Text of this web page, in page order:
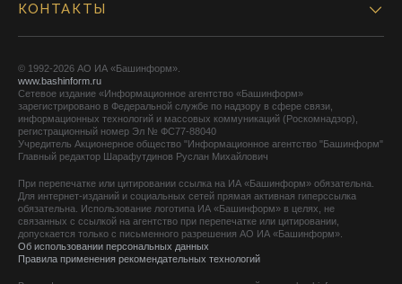
КОНТАКТЫ
© 1992-2026 АО ИА «Башинформ».
www.bashinform.ru
Сетевое издание «Информационное агентство «Башинформ»
зарегистрировано в Федеральной службе по надзору в сфере связи,
информационных технологий и массовых коммуникаций (Роскомнадзор),
регистрационный номер Эл № ФС77-88040
Учредитель Акционерное общество "Информационное агентство "Башинформ"
Главный редактор Шарафутдинов Руслан Михайлович
При перепечатке или цитировании ссылка на ИА «Башинформ» обязательна.
Для интернет-изданий и социальных сетей прямая активная гиперссылка
обязательна. Использование логотипа ИА «Башинформ» в целях, не
связанных с ссылкой на агентство при перепечатке или цитировании,
допускается только с письменного разрешения АО ИА «Башинформ».
Об использовании персональных данных
Правила применения рекомендательных технологий